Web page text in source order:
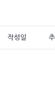
작성일